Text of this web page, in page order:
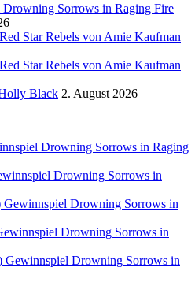
Sorrows in Raging Fire
Star Rebels von Amie Kaufman
Star Rebels von Amie Kaufman
Black 2. August 2026
Drowning Sorrows in Raging
Drowning Sorrows in
Gewinnspiel Drowning Sorrows in
Drowning Sorrows in
Gewinnspiel Drowning Sorrows in